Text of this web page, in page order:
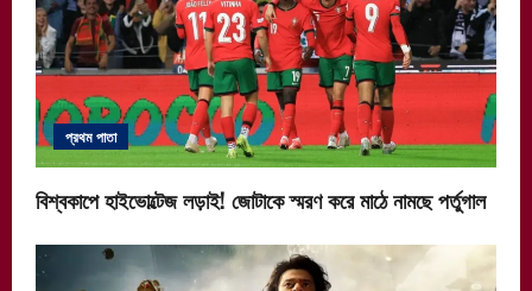
প্রথম পাতা
বিশ্বকাপে হাইভোল্টেজ লড়াই! জোটাকে স্মরণ করে মাঠে নামছে পর্তুগাল